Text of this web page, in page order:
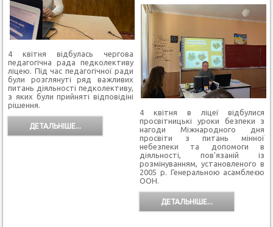
4 квітня відбулась чергова
педагогічна рада педколективу
ліцею. Під час педагогічної ради
були розглянуті ряд важливих
питань діяльності педколективу,
з яких були прийняті відповідіні
рішення.
ДЕТАЛЬНІШЕ...
4 квітня в ліцеї відбулися
просвітницькі уроки безпеки з
нагоди Міжнародного дня
просвіти з питань мінної
небезпеки та допомоги в
діяльності, пов'язаній із
розмінуванням, установленого в
2005 р. Генеральною асамблеєю
ООН.
ДЕТАЛЬНІШЕ...